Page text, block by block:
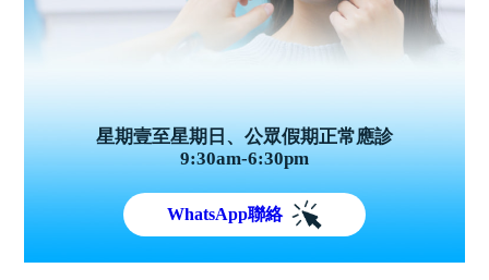
星期壹至星期日、公眾假期正常應診
9:30am-6:30pm
WhatsApp聯絡